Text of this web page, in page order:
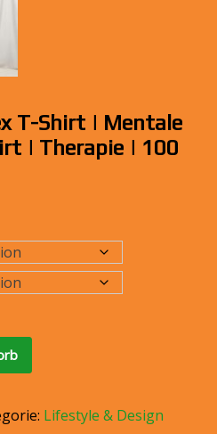
T-Shirt | Mentale
| Therapie | 100
Lifestyle & Design